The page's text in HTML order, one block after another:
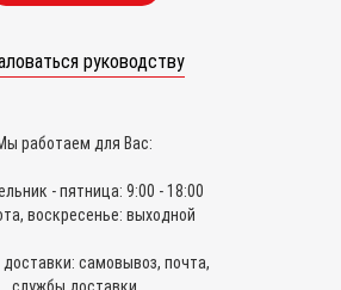
руководству
работаем для Вас:
- пятница: 9:00 - 18:00
воскресенье: выходной
самовывоз, почта,